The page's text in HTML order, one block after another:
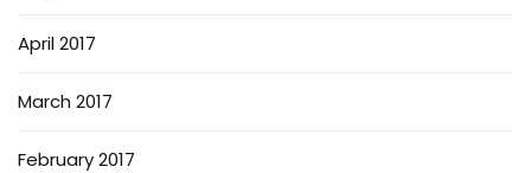
April 2017
March 2017
February 2017